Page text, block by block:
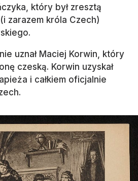
który był zresztą
zarazem króla Czech)
uznał Maciej Korwin, który
czeską. Korwin uzyskał
i całkiem oficjalnie